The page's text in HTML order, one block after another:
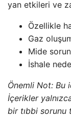
yan etkileri ve
Özellikle
Gaz
Mide
İshale
Önemli Not: Bu
İçerikler
bir tıbbi sorunu